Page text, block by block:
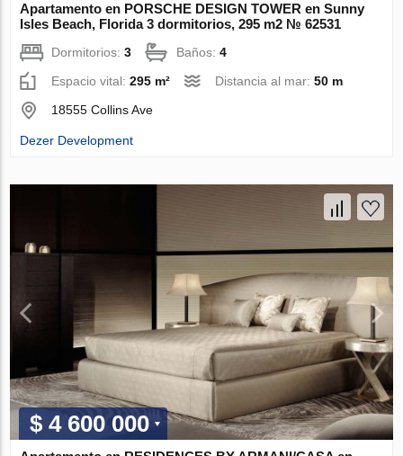
Apartamento en PORSCHE DESIGN TOWER en Sunny
Isles Beach, Florida 3 dormitorios, 295 m2 № 62531
Dormitorios:3 Baños:4
Espacio vital:295 m² Distancia al mar:50 m
18555 Collins Ave
Dezer Development
$ 4 600 000